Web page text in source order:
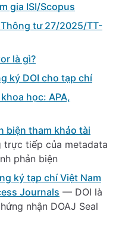
gia ISI/Scopus
tư 27/2025/TT-
là gì?
ký DOI cho tạp chí
học: APA,
biện tham khảo tài
tiếp của metadata
phản biện
ký tạp chí Việt Nam
Journals — DOI là
nhận DOAJ Seal